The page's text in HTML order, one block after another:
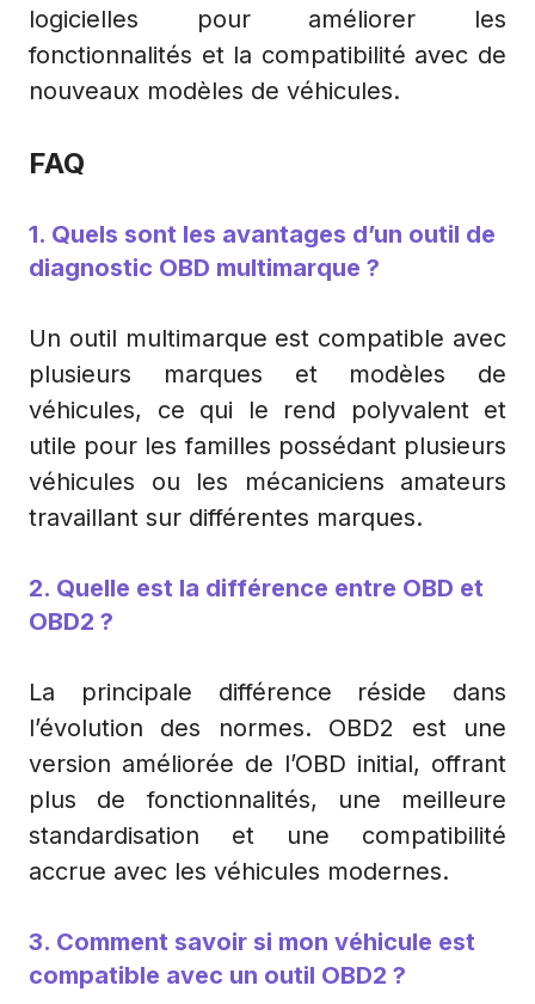
logicielles pour améliorer les
fonctionnalités et la compatibilité avec de
nouveaux modèles de véhicules.
FAQ
1. Quels sont les avantages d’un outil de
diagnostic OBD multimarque ?
Un outil multimarque est compatible avec
plusieurs marques et modèles de
véhicules, ce qui le rend polyvalent et
utile pour les familles possédant plusieurs
véhicules ou les mécaniciens amateurs
travaillant sur différentes marques.
2. Quelle est la différence entre OBD et
OBD2 ?
La principale différence réside dans
l’évolution des normes. OBD2 est une
version améliorée de l’OBD initial, offrant
plus de fonctionnalités, une meilleure
standardisation et une compatibilité
accrue avec les véhicules modernes.
3. Comment savoir si mon véhicule est
compatible avec un outil OBD2 ?